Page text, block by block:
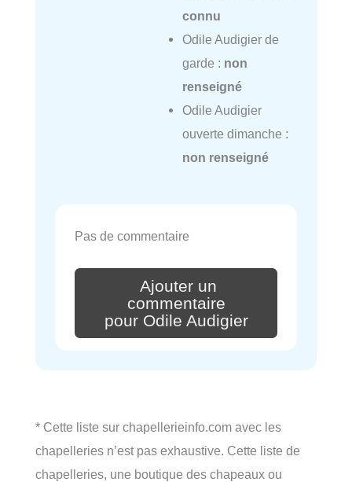
connu
Odile Audigier de
garde : non
renseigné
Odile Audigier
ouverte dimanche :
non renseigné
Pas de commentaire
Ajouter un
commentaire
pour Odile Audigier
* Cette liste sur chapellerieinfo.com avec les
chapelleries n’est pas exhaustive. Cette liste de
chapelleries, une boutique des chapeaux ou